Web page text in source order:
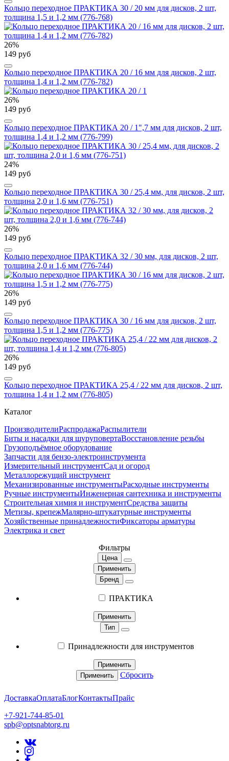
Кольцо переходное ПРАКТИКА 30 / 20 мм для дисков, 2 шт,
толщина 1,5 и 1,2 мм (776-768)
26%
149 руб
Кольцо переходное ПРАКТИКА 20 / 16 мм для дисков, 2 шт,
толщина 1,4 и 1,2 мм (776-782)
26%
149 руб
Кольцо переходное ПРАКТИКА 20 / 1",7 мм для дисков, 2 шт,
толщина 1,4 и 1,2 мм (776-799)
24%
149 руб
Кольцо переходное ПРАКТИКА 30 / 25,4 мм, для дисков, 2 шт,
толщина 2,0 и 1,6 мм (776-751)
26%
149 руб
Кольцо переходное ПРАКТИКА 32 / 30 мм, для дисков, 2 шт,
толщина 2,0 и 1,6 мм (776-744)
26%
149 руб
Кольцо переходное ПРАКТИКА 30 / 16 мм для дисков, 2 шт,
толщина 1,5 и 1,2 мм (776-775)
26%
149 руб
Кольцо переходное ПРАКТИКА 25,4 / 22 мм для дисков, 2 шт,
толщина 1,4 и 1,2 мм (776-805)
Каталог
ПроизводителиРаспродажаРаспылители
Биты и насадки для шуруповертаВосстановление резьбы
Грузоподъёмное оборудование
Запчасти для бензо-электроинструмента
Измерительный инструментСад и огород
Металлорежущий инструмент
Механизированные инструментыРасходные инструменты
Ручные инструментыИнженерная сантехника и инструменты
Строительная химия и инструментСредства защиты
Метизы, крепежМалярно-штукатурные инструменты
Хозяйственные принадлежностиФиксаторы арматуры
Электрика и свет
Фильтры
Цена
Применить
Бренд
ПРАКТИКА
Применить
Тип
Принадлежности для инструментов
Применить
Применить
Сбросить
ДоставкаОплатаБлогКонтактыПрайс
+7-921-744-85-01
spb@optsnabtorg.ru